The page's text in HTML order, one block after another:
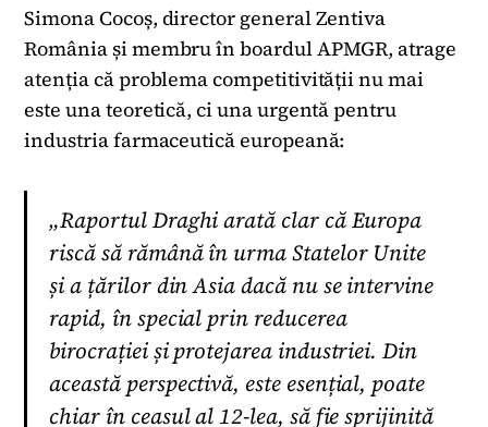
Simona Cocoș, director general Zentiva
România și membru în boardul APMGR, atrage
atenția că problema competitivității nu mai
este una teoretică, ci una urgentă pentru
industria farmaceutică europeană:
„Raportul Draghi arată clar că Europa
riscă să rămână în urma Statelor Unite
și a țărilor din Asia dacă nu se intervine
rapid, în special prin reducerea
birocrației și protejarea industriei. Din
această perspectivă, este esențial, poate
chiar în ceasul al 12-lea, să fie sprijinită